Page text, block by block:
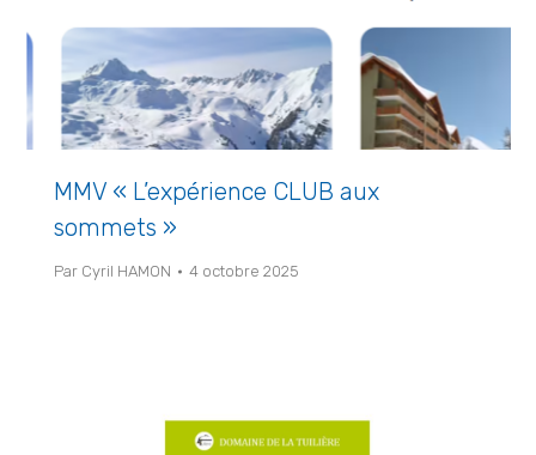
MMV « L’expérience CLUB aux
sommets »
Par Cyril HAMON 4 octobre 2025